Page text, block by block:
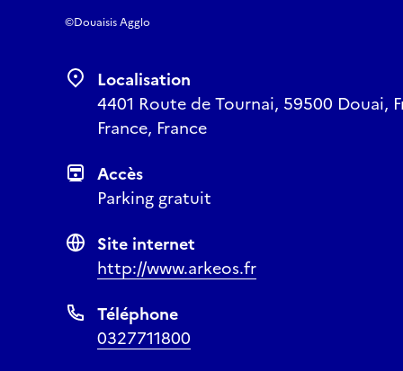
©Douaisis Agglo
Localisation
4401 Route de Tournai, 59500 Douai,
France, France
Accès
Parking gratuit
Site internet
http://www.arkeos.fr
Téléphone
0327711800